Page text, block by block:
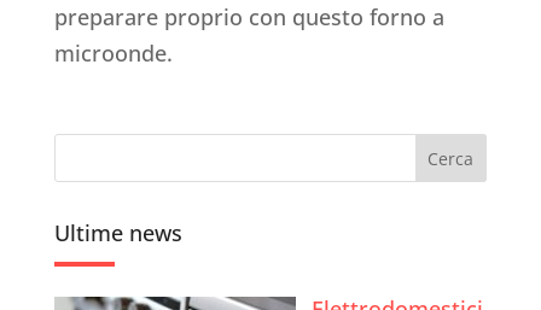
preparare proprio con questo forno a
microonde.
Ultime news